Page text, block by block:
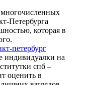
многочисленных
Петербурга
которая в
петербург
индивидуалки на
спб –
оценить в